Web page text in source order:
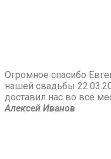
Огромное спасибо
нашей свадьбы
доставил нас во все
Алексей Иванов